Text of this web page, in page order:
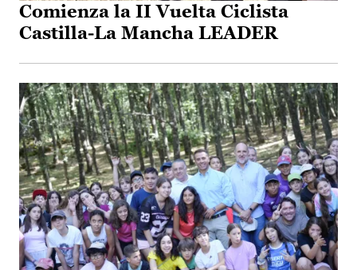
Comienza la II Vuelta Ciclista
Castilla-La Mancha LEADER